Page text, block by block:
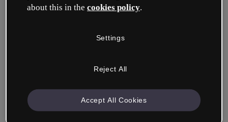
Was beschreibt deine Rolle am besten?
Unternehmen & Professionals
about this in the cookies policy.
Settings
Reject All
Accept All Cookies